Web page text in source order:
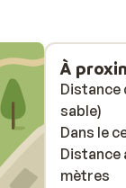
À
Distance
sable)
Dans le
Distance
mètres